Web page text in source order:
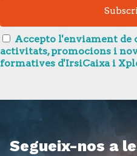
Accepto l'enviament de
activitats, promocions i
formatives d'IrsiCaixa i
Segueix-nos a